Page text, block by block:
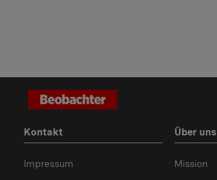
Kontakt
Impressum
Über uns
Mission